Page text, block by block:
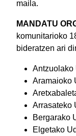
maila.
MANDATU
komunitarioko
bideratzen ari
Antzuolako
Aramaioko
Arrasateko
Bergarako
Elgetako